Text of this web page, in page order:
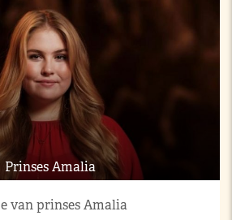
Prinses Amalia
van prinses Amalia